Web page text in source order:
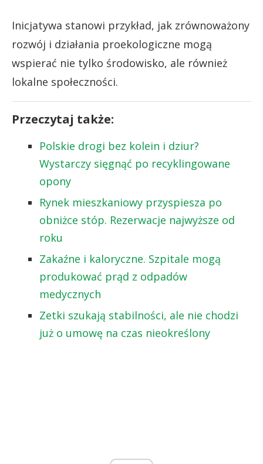
Inicjatywa stanowi przykład, jak zrównoważony
rozwój i działania proekologiczne mogą
wspierać nie tylko środowisko, ale również
lokalne społeczności.
Przeczytaj także:
Polskie drogi bez kolein i dziur?
Wystarczy sięgnąć po recyklingowane
opony
Rynek mieszkaniowy przyspiesza po
obniżce stóp. Rezerwacje najwyższe od
roku
Zakaźne i kaloryczne. Szpitale mogą
produkować prąd z odpadów
medycznych
Zetki szukają stabilności, ale nie chodzi
już o umowę na czas nieokreślony